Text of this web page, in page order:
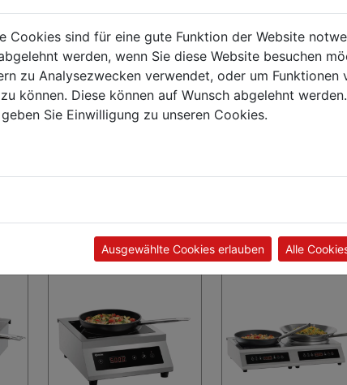
€ 303,75
Cookies sind für eine gute Funktion der Website
werden, wenn Sie diese Website besuchen
zu Analysezwecken verwendet, oder um Funktionen
können. Diese können auf Wunsch abgelehnt
Sie Einwilligung zu unseren Cookies.
Ausgewählte Cookies erlauben Alle